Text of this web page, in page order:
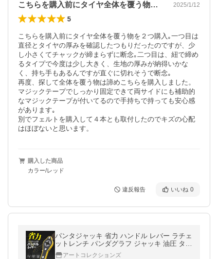
こちらを購入前にタイヤ全体を覆う物を２… 2025/1/12
5
こちらを購入前にタイヤ全体を覆う物を２つ購入｡一つ目は
直径とタイヤの厚みを確認したつもりだったのですが、少
し小さくてチャックが締まらずに断念｡二つ目は、紐で締め
るタイプで今度は少し大きく、生地の厚みが納得いかな
く、持ち手もあるんですが直ぐに切れそうで断念｡
再度、探して全体を覆う物は諦めこちらを購入しました。
マジックテープでしっかり固定できて両サイドにも補助的
なマジックテープが付いてるので手持ちで持っても安心感
があります｡
別でフェルトを購入して４本とも取付したのでキズの心配
はほぼないと思います。
購入した商品
カラー/レッド
違反報告 いいね 0
パンタジャッキ 省力 ハンドル レバー ラチェ
ットレンチ パンダグラフ ジャッキ 油圧 タイ
ヤ 交換 工具
アートコレクションズ